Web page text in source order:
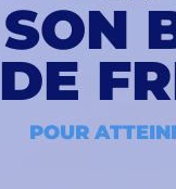
SON
DE
POUR